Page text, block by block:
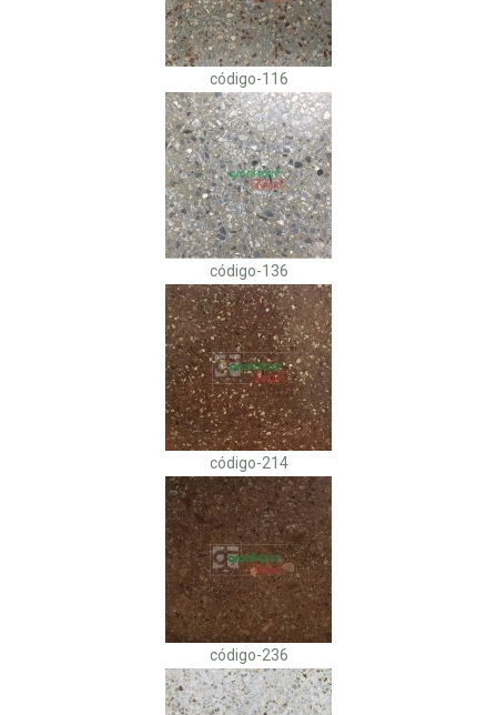
código-116
código-136
código-214
código-236